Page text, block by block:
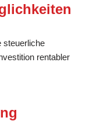
steuerliche
rentabler